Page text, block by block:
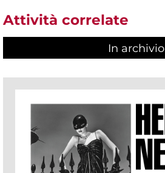
Attività correlate
In archivio